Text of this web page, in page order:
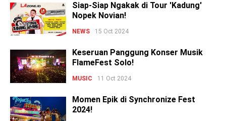
Siap-Siap Ngakak di Tour 'Kadung'
Nopek Novian!
NEWS 15 Oct 2024
Keseruan Panggung Konser Musik
FlameFest Solo!
MUSIC 11 Oct 2024
Momen Epik di Synchronize Fest
2024!